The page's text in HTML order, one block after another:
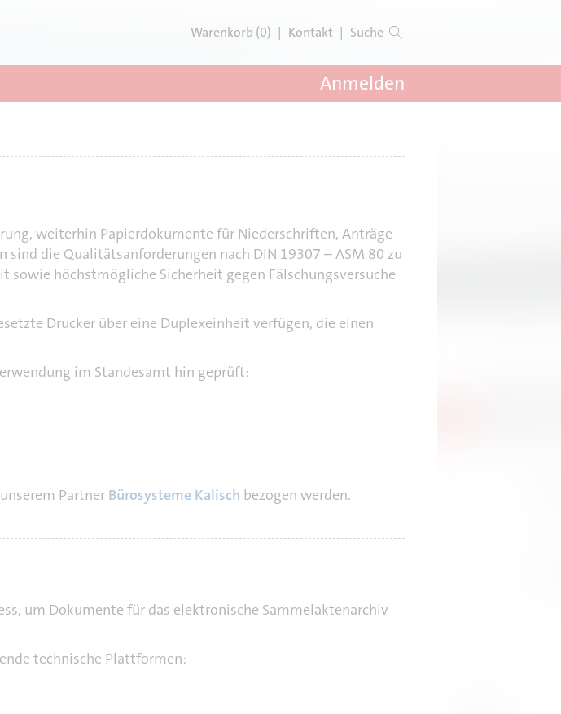
Warenkorb (0) | Kontakt | Suche
Anmelden
weiterhin Papierdokumente für Niederschriften, Anträge
die Qualitätsanforderungen nach DIN 19307 – ASM 80 zu
sowie höchstmögliche Sicherheit gegen Fälschungsversuche
Drucker über eine Duplexeinheit verfügen, die einen
im Standesamt hin geprüft:
Partner Bürosysteme Kalisch bezogen werden.
um Dokumente für das elektronische Sammelaktenarchiv
technische Plattformen: